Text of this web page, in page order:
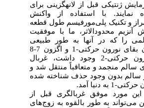
ژنتیکی قبل از لانه­گزینی برای
نمایند. با استفاده از واکنش
و تکنیک پلی‌مورفیسم طول قطعه
محدودالاثر، ما با موفقیت
را که در آنها به طور طبیعی
اگزون 7-8 ژن بقای نورون حرکتی-1 و اگزون 7-8
ژن بقای نورون حرکتی-2 وجود داشت، غربال
سالم منجمد و متعاقباً منتقل شد و
سالم بدون وجود حذف شناخته شده
دنیا آمد.
مورد موفق غربالگری قبل از
می‌تواند به طور بالقوه به زوج‌های